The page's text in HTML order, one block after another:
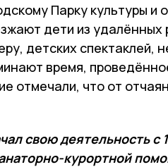
Парку культуры и
дети из удалённых
детских спектаклей,
время,
отмечали, что от
свою деятельность с
курортной